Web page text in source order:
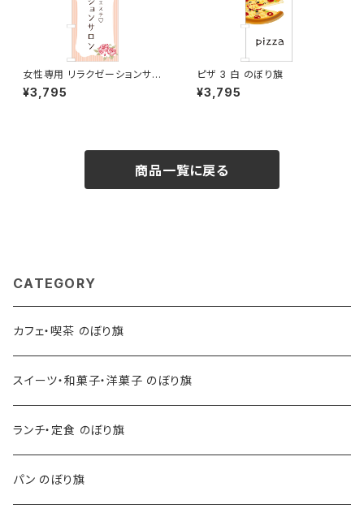
女性専用 リラクゼーションサロ
ン ピンク のぼり旗
¥3,795
ピザ 3 白 のぼり旗
¥3,795
商品一覧に戻る
CATEGORY
カフェ・喫茶 のぼり旗
スイーツ・和菓子・洋菓子 のぼり旗
ランチ・定食 のぼり旗
パン のぼり旗